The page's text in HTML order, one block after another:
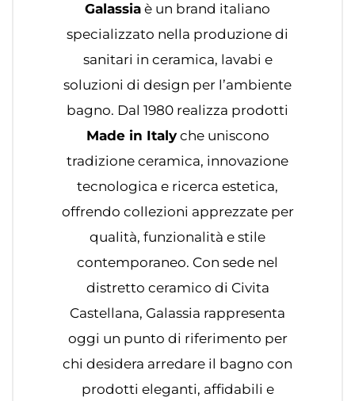
Galassia è un brand italiano
specializzato nella produzione di
sanitari in ceramica, lavabi e
soluzioni di design per l’ambiente
bagno. Dal 1980 realizza prodotti
Made in Italyche uniscono
tradizione ceramica, innovazione
tecnologica e ricerca estetica,
offrendo collezioni apprezzate per
qualità, funzionalità e stile
contemporaneo. Con sede nel
distretto ceramico di Civita
Castellana, Galassia rappresenta
oggi un punto di riferimento per
chi desidera arredare il bagno con
prodotti eleganti, affidabili e